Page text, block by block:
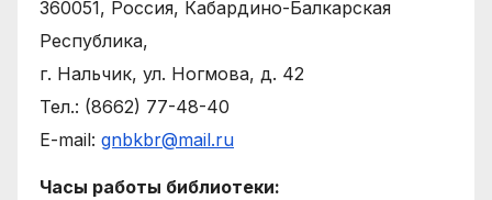
360051, Россия, Кабардино-Балкарская
Республика,
г. Нальчик, ул. Ногмова, д. 42
Тел.: (8662) 77-48-40
E-mail: gnbkbr@mail.ru
Часы работы библиотеки: